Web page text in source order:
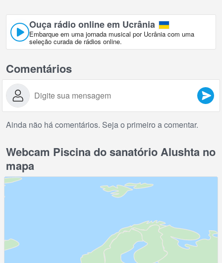
Ouça rádio online em Ucrânia
Embarque em uma jornada musical por Ucrânia com uma
seleção curada de rádios online.
Comentários
Ainda não há comentários. Seja o primeiro a comentar.
Webcam Piscina do sanatório Alushta no
mapa